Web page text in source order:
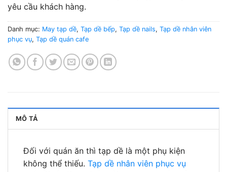
yêu cầu khách hàng.
Danh mục: May tạp dề, Tạp dề bếp, Tạp dề nails, Tạp dề nhân viên
phục vụ, Tạp dề quán cafe
MÔ TẢ
Đối với quán ăn thì tạp dề là một phụ kiện
không thể thiếu. Tạp dề nhân viên phục vụ